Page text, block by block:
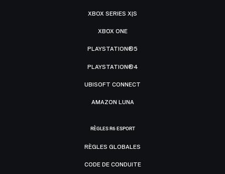
XBOX SERIES X|S
XBOX ONE
PLAYSTATION®5
PLAYSTATION®4
UBISOFT CONNECT
AMAZON LUNA
RÈGLES R6 ESPORT
RÈGLES GLOBALES
CODE DE CONDUITE